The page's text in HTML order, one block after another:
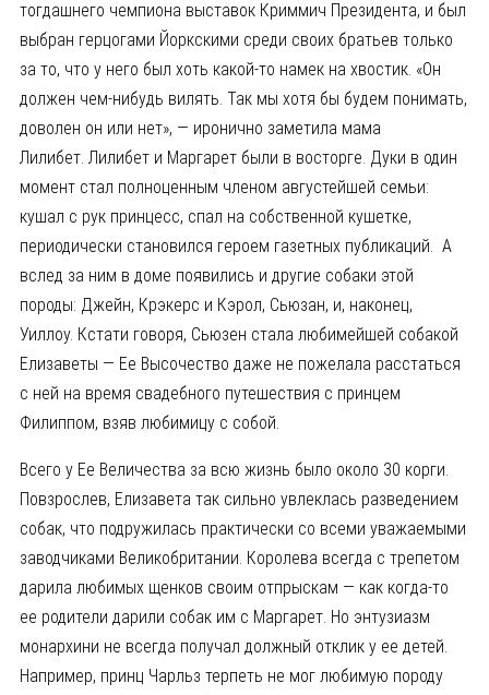
тогдашнего чемпиона выставок Криммич Президента, и был
выбран герцогами Йоркскими среди своих братьев только
за то, что у него был хоть какой-то намек на хвостик. «Он
должен чем-нибудь вилять. Так мы хотя бы будем понимать,
доволен он или нет», — иронично заметила мама
Лилибет. Лилибет и Маргарет были в восторге. Дуки в один
момент стал полноценным членом августейшей семьи:
кушал с рук принцесс, спал на собственной кушетке,
периодически становился героем газетных публикаций. А
вслед за ним в доме появились и другие собаки этой
породы: Джейн, Крэкерс и Кэрол, Сьюзан, и, наконец,
Уиллоу. Кстати говоря, Сьюзен стала любимейшей собакой
Елизаветы — Ее Высочество даже не пожелала расстаться
с ней на время свадебного путешествия с принцем
Филиппом, взяв любимицу с собой.
Всего у Ее Величества за всю жизнь было около 30 корги.
Повзрослев, Елизавета так сильно увлеклась разведением
собак, что подружилась практически со всеми уважаемыми
заводчиками Великобритании. Королева всегда с трепетом
дарила любимых щенков своим отпрыскам — как когда-то
ее родители дарили собак им с Маргарет. Но энтузиазм
монархини не всегда получал должный отклик у ее детей.
Например, принц Чарльз терпеть не мог любимую породу